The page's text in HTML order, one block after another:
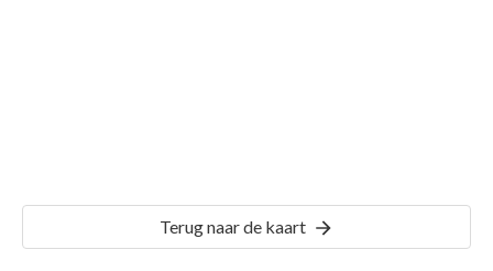
Terug naar de kaart
WDN01